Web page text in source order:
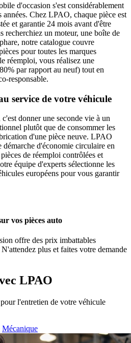
d'occasion s'est considérablement
années. Chez LPAO, chaque pièce est
et garantie 24 mois avant d'être
recherchiez un moteur, une boîte de
notre catalogue couvre
pour toutes les marques
réemploi, vous réalisez une
par rapport au neuf) tout en
responsable.
service de votre véhicule
donner une seconde vie à un
plutôt que de consommer les
d'une pièce neuve. LPAO
démarche d'économie circulaire en
de réemploi contrôlées et
équipe d'experts sélectionne les
européens pour vous garantir
vos pièces auto
offre des prix imbattables
plus et faites votre demande
LPAO
l'entretien de votre véhicule
Mécanique